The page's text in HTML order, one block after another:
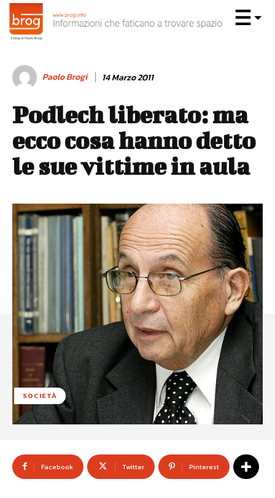
Paolo Brogi 14 Marzo 2011
Podlech liberato: ma
ecco cosa hanno detto
le sue vittime in aula
SOCIETÀ
Facebook Twitter Pinterest